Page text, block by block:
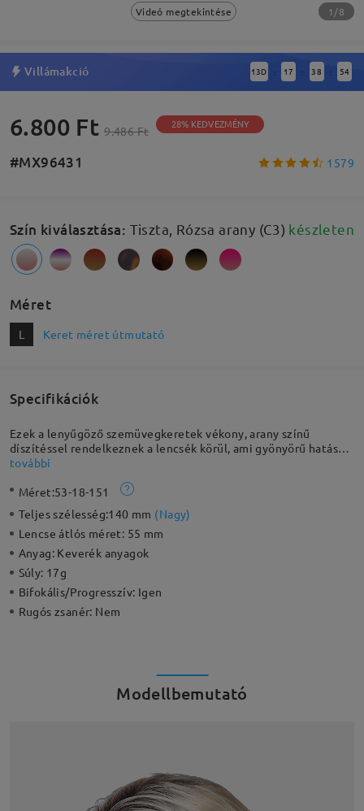
Videó megtekintése 1/8
Villámakció 13D : 17 : 38 : 54
6.800 Ft 9.486 Ft 28% KEDVEZMÉNY
#MX96431 1579
Szín kiválasztása: Tiszta, Rózsa arany (C3) készleten
Méret
L Keret méret útmutató
Specifikációk
Ezek a lenyűgöző szemüvegkeretek vékony, arany színű
díszítéssel rendelkeznek a lencsék körül, ami gyönyörű hatást
kelt. Egyedi kialakításuk révén verhetetlenek funkcionalitás,
további
Méret:53-18-151
Teljes szélesség:140 mm (Nagy)
Lencse átlós méret: 55 mm
Anyag: Keverék anyagok
Súly: 17g
Bifokális/Progresszív: Igen
Rugós zsanér: Nem
Modellbemutató